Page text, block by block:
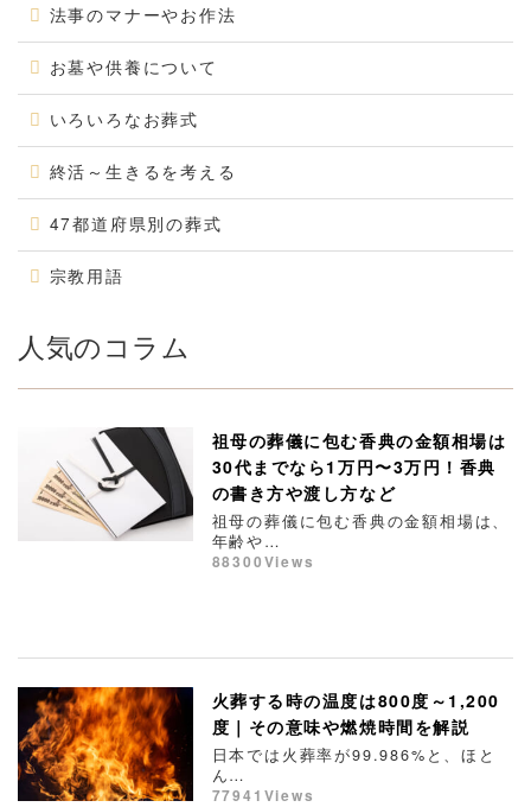
法事のマナーやお作法
お墓や供養について
いろいろなお葬式
終活～生きるを考える
47都道府県別の葬式
宗教用語
人気のコラム
祖母の葬儀に包む香典の金額相場は
30代までなら1万円〜3万円！香典
の書き方や渡し方など
祖母の葬儀に包む香典の金額相場は、
年齢や…
88300Views
火葬する時の温度は800度～1,200
度｜その意味や燃焼時間を解説
日本では火葬率が99.986%と、ほと
ん…
77941Views